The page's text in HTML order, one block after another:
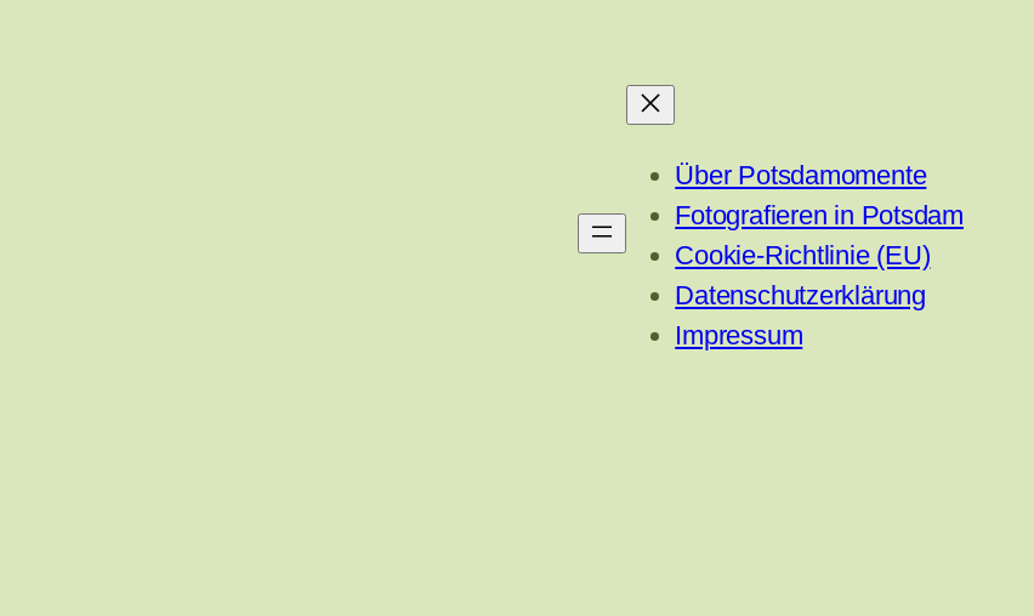
Über Potsdamomente
Fotografieren in Potsdam
Cookie-Richtlinie (EU)
Datenschutzerklärung
Impressum